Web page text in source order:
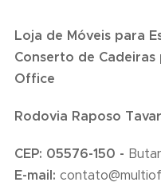
Loja de Móveis para
Conserto de
Office
Rodovia Raposo
CEP: 05576-150 -
E-mail: